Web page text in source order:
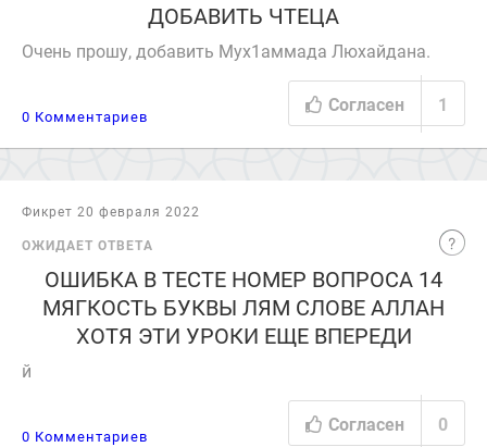
ДОБАВИТЬ ЧТЕЦА
Очень прошу, добавить Мух1аммада Люхайдана.
0 Комментариев
Согласен 1
Фикрет 20 февраля 2022
ОЖИДАЕТ ОТВЕТА
ОШИБКА В ТЕСТЕ НОМЕР ВОПРОСА 14
МЯГКОСТЬ БУКВЫ ЛЯМ СЛОВЕ AЛЛАH
ХОТЯ ЭТИ УРОКИ ЕЩЕ ВПЕРЕДИ
й
0 Комментариев
Согласен 0